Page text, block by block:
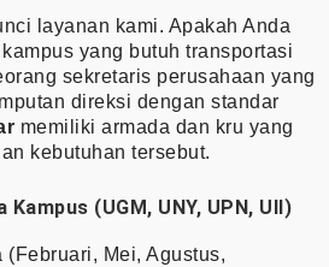
layanan kami. Apakah Anda
yang butuh transportasi
sekretaris perusahaan yang
direksi dengan standar
memiliki armada dan kru yang
kebutuhan tersebut.
(UGM, UNY, UPN, UII)
Mei, Agustus,